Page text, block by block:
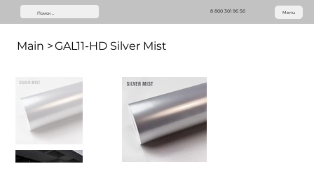
8 800 301 96 56 Menu
Main >GAL11-HD Silver Mist